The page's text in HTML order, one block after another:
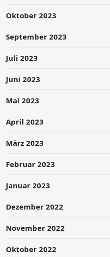
Oktober 2023
September 2023
Juli 2023
Juni 2023
Mai 2023
April 2023
März 2023
Februar 2023
Januar 2023
Dezember 2022
November 2022
Oktober 2022